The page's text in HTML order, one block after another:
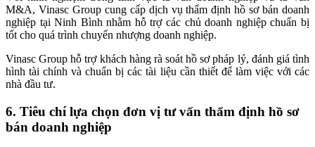
M&A, Vinasc Group cung cấp dịch vụ thẩm định hồ sơ bán doanh
nghiệp tại Ninh Bình nhằm hỗ trợ các chủ doanh nghiệp chuẩn bị
tốt cho quá trình chuyển nhượng doanh nghiệp.
Vinasc Group hỗ trợ khách hàng rà soát hồ sơ pháp lý, đánh giá tình
hình tài chính và chuẩn bị các tài liệu cần thiết để làm việc với các
nhà đầu tư.
6. Tiêu chí lựa chọn đơn vị tư vấn thẩm định hồ sơ
bán doanh nghiệp